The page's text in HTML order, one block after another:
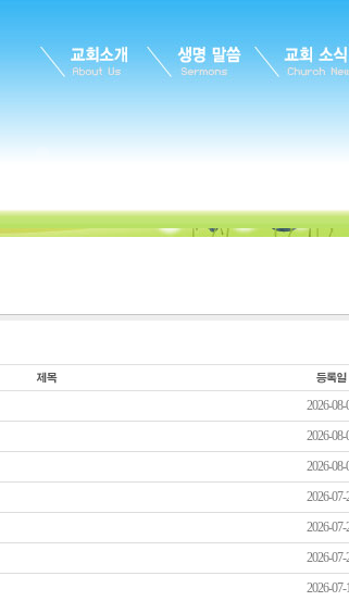
2026-08-
2026-08-
2026-08-
2026-07-
2026-07-
2026-07-
2026-07-